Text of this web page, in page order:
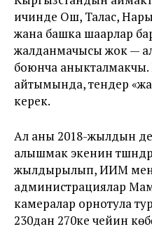
ичинде Ош, Талас,
жана башка шаарлар
жалданмачысы жок —
боюнча
айтымында, тендер
керек.
Ал аны 2018-жылдын
алышмак экенин
жылдырылып, ИИМ
администрациялар
камералар орнотула
230дан 270ке чейин